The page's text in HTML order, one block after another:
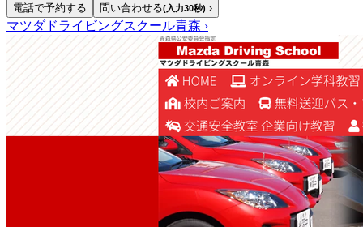
電話で予約する 問い合わせる(入力30秒) ›
マツダドライビングスクール青森 ›